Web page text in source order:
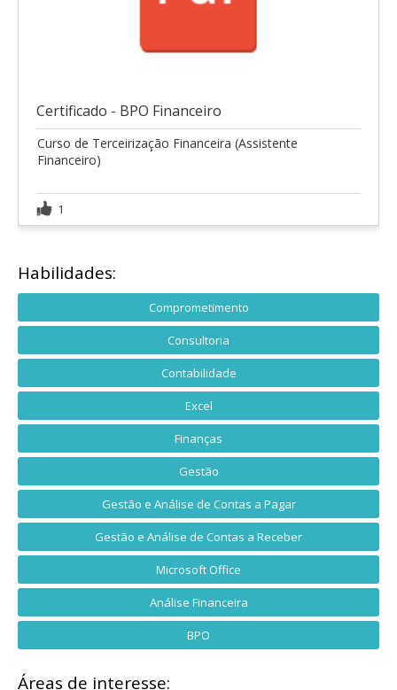
Certificado - BPO Financeiro
Curso de Terceirização Financeira (Assistente
Financeiro)
1
Habilidades:
Comprometimento
Consultoria
Contabilidade
Excel
Finanças
Gestão
Gestão e Análise de Contas a Pagar
Gestão e Análise de Contas a Receber
Microsoft Office
Análise Financeira
BPO
Áreas de interesse: